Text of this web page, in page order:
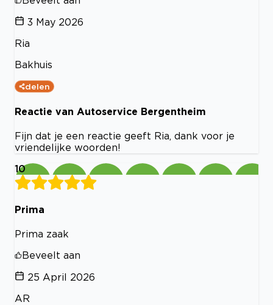
3 May 2026
Ria
Bakhuis
delen
Reactie van Autoservice Bergentheim
Fijn dat je een reactie geeft Ria, dank voor je
vriendelijke woorden!
10
Prima
Prima zaak
Beveelt aan
25 April 2026
AR